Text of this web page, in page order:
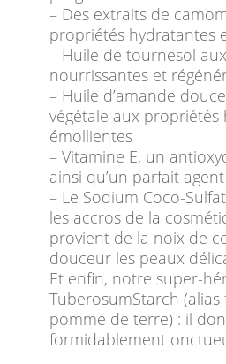
– Des extraits de
propriétés hydratantes
– Huile de tournesol
nourrissantes et
– Huile d’amande
végétale aux propriétés
émollientes
– Vitamine E, un
ainsi qu’un parfait
– Le Sodium Coco-
les accros de la
provient de la noix de
douceur les peaux
Et enfin, notre super-
TuberosumStarch (alias
pomme de terre) : il
formidablement